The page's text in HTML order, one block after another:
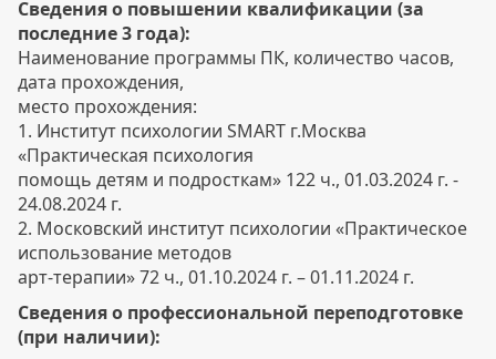
Сведения о повышении квалификации (за
последние 3 года):
Наименование программы ПК, количество часов,
дата прохождения,
место прохождения:
1. Институт психологии SMART г.Москва
«Практическая психология
помощь детям и подросткам» 122 ч., 01.03.2024 г. -
24.08.2024 г.
2. Московский институт психологии «Практическое
использование методов
арт-терапии» 72 ч., 01.10.2024 г. – 01.11.2024 г.
Сведения о профессиональной переподготовке
(при наличии):